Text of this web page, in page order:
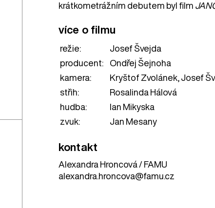
krátkometrážním debutem byl film
více o filmu
režie:
Josef Švejda
producent:
Ondřej Šejnoha
kamera:
Kryštof Zvolánek, Josef
střih:
Rosalinda Hálová
hudba:
Ian Mikyska
zvuk:
Jan Mesany
kontakt
Alexandra Hroncová / FAMU
alexandra.hroncova@famu.cz